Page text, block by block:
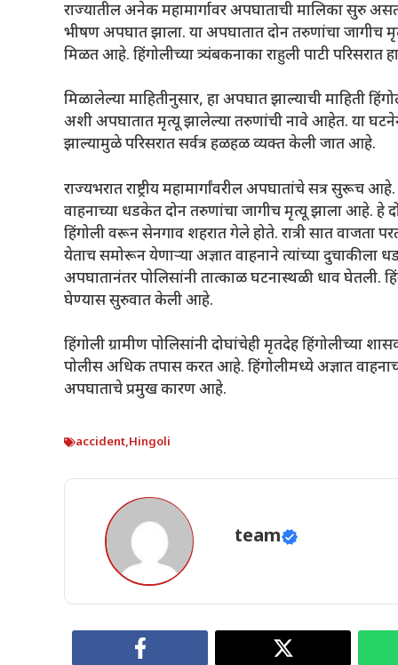
राज्यातील अनेक महामार्गावर अपघाताची मालिका सुरु
भीषण अपघात झाला. या अपघातात दोन तरुणांचा जागीच
मिळत आहे. हिंगोलीच्या त्र्यंबकनाका राहुली पाटी
मिळालेल्या माहितीनुसार, हा अपघात झाल्याची माहिती
अशी अपघातात मृत्यू झालेल्या तरुणांची नावे आहेत. या
झाल्यामुळे परिसरात सर्वत्र हळहळ व्यक्त केली जात आहे.
राज्यभरात राष्ट्रीय महामार्गांवरील अपघातांचे सत्र सुरूच आहे.
वाहनाच्या धडकेत दोन तरुणांचा जागीच मृत्यू झाला आहे. हे
हिंगोली वरून सेनगाव शहरात गेले होते. रात्री सात वाजता
येताच समोरून येणाऱ्या अज्ञात वाहनाने त्यांच्या
अपघातानंतर पोलिसांनी तात्काळ घटनास्थळी धाव घेतली.
घेण्यास सुरुवात केली आहे.
हिंगोली ग्रामीण पोलिसांनी दोघांचेही मृतदेह
पोलीस अधिक तपास करत आहे. हिंगोलीमध्ये अज्ञात
अपघाताचे प्रमुख कारण आहे.
accident,Hingoli
team